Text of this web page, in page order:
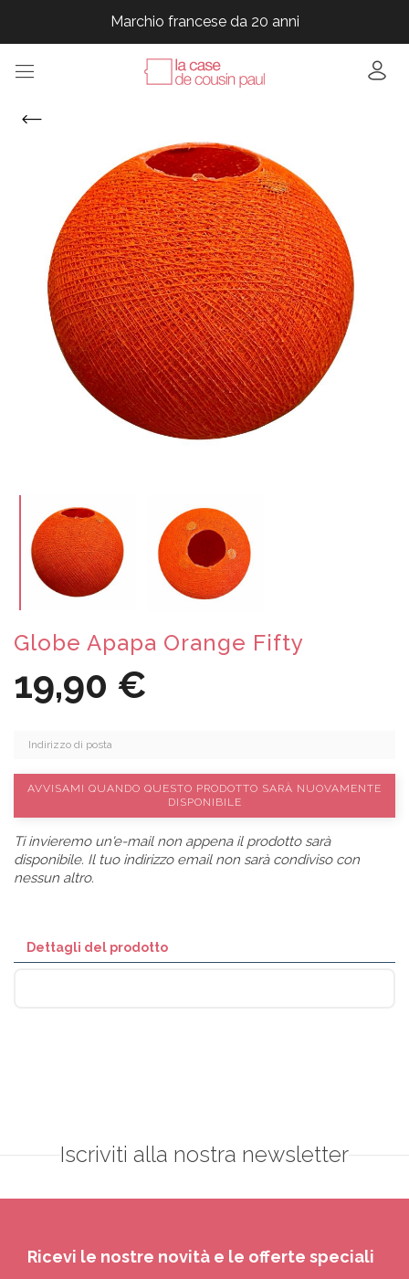
Marchio francese da 20 anni
Marchio francese da 20 anni
Marchio francese da 20 anni
Globe Apapa Orange Fifty
19,90 €
AVVISAMI QUANDO QUESTO PRODOTTO SARÀ NUOVAMENTE
DISPONIBILE
Ti invieremo un'e-mail non appena il prodotto sarà
disponibile. Il tuo indirizzo email non sarà condiviso con
nessun altro.
Dettagli del prodotto
Iscriviti alla nostra newsletter
Ricevi le nostre novità e le offerte speciali